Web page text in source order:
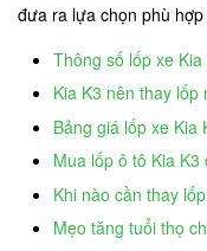
đưa ra lựa chọn phù hợp
Thông số lốp xe Kia
Kia K3 nên thay lốp
Bảng giá lốp xe Kia
Mua lốp ô tô Kia K3
Khi nào cần thay
Mẹo tăng tuổi thọ